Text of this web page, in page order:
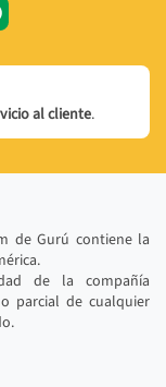
al cliente.
de Gurú contiene la
de la compañía
parcial de cualquier